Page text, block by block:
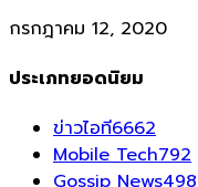
กรกฎาคม 12, 2020
ประเภทยอดนิยม
ข่าวไอที6662
Mobile Tech792